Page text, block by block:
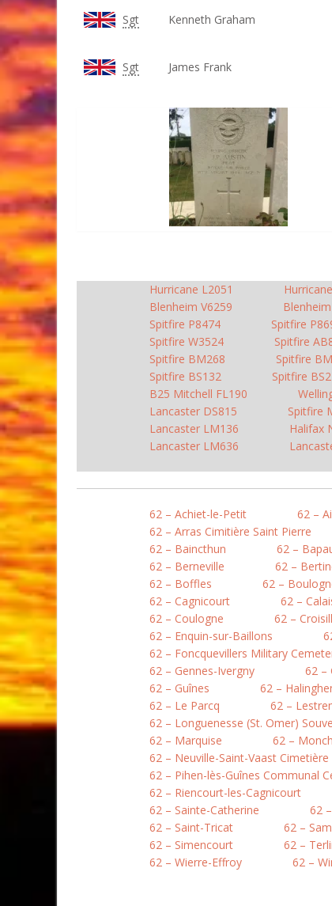
Sgt Kenneth Graham
Sgt James Frank
Hurricane L2051
Blenheim V6259
Spitfire P8474
Spitfire
Spitfire W3524
Spitfire
Spitfire BM268
Spitfire
Spitfire BS132
Spitfire
B25 Mitchell FL190
Lancaster DS815
Spitfire
Lancaster LM136
Halifax
Lancaster LM636
62 – Achiet-le-Petit 62 –
62 – Arras Cimitière Saint Pierre
62 – Baincthun
62 –
62 – Berneville
62 –
62 – Boffles
62 –
62 – Cagnicourt
62 –
62 – Coulogne
62 –
62 – Enquin-sur-Baillons
62 – Foncquevillers Military
62 – Gennes-Ivergny
62 –
62 – Guînes
62 –
62 – Le Parcq
62 –
62 – Longuenesse (St. Omer)
62 – Marquise
62 –
62 – Neuville-Saint-Vaast
62 – Pihen-lès-Guînes Communal
62 – Riencourt-les-Cagnicourt
62 – Sainte-Catherine
62
62 – Saint-Tricat
62 –
62 – Simencourt
62 –
62 – Wierre-Effroy
62 –